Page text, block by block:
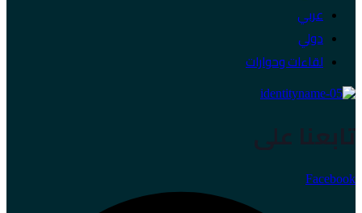
عربي
دولي
لقاءات وحوارات
تابعنا على
Facebook